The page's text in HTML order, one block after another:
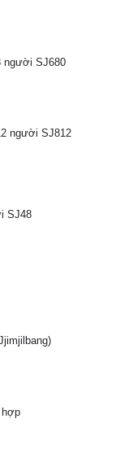
người SJ680
người SJ812
SJ48